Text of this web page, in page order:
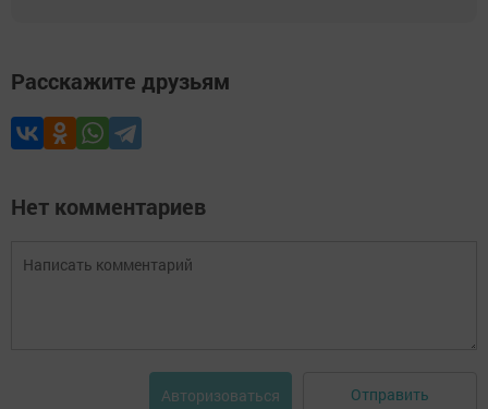
Расскажите друзьям
Нет комментариев
Авторизоваться Отправить